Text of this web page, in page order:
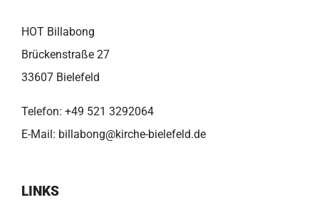
HOT Billabong
Brückenstraße 27
33607 Bielefeld
Telefon: +49 521 3292064
E-Mail: billabong@kirche-bielefeld.de
LINKS